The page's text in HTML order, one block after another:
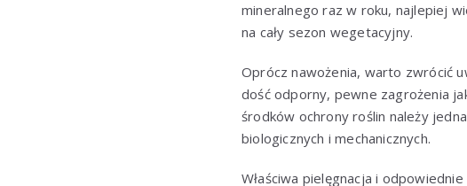
mineralnego raz w roku, najlepiej
na cały sezon wegetacyjny.
Oprócz nawożenia, warto zwrócić
dość odporny, pewne zagrożenia
środków ochrony roślin należy
biologicznych i mechanicznych.
Właściwa pielęgnacja i